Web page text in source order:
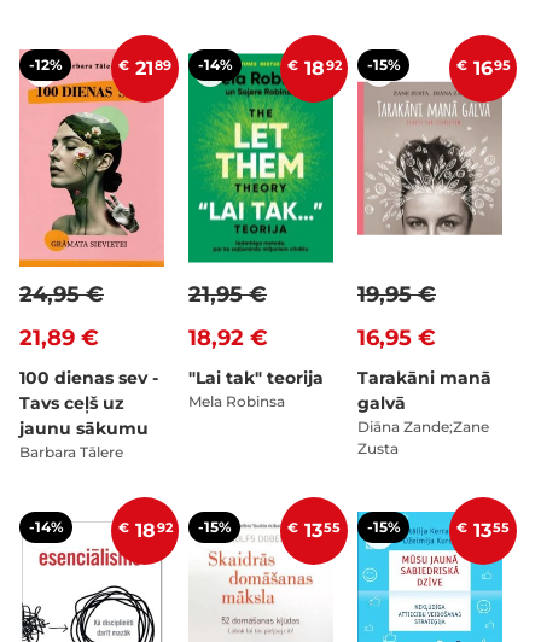
-12% € 2189
21,89 €
24,95 €
100 dienas sev -
Tavs ceļš uz
jaunu sākumu
Barbara Tālere
-14% € 1892
18,92 €
21,95 €
"Lai tak" teorija
Mela Robinsa
-15% € 1695
16,95 €
19,95 €
Tarakāni manā
galvā
Diāna Zande;Zane
Zusta
-14% € 1892 -15% € 1355 -15% € 1355